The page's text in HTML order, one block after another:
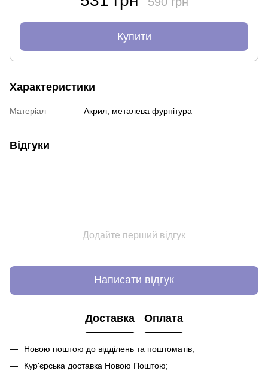
Купити
Характеристики
Матеріал Акрил, металева фурнітура
Відгуки
Додайте перший відгук
Написати відгук
Доставка Оплата
Новою поштою до відділень та поштоматів;
Кур'єрська доставка Новою Поштою;